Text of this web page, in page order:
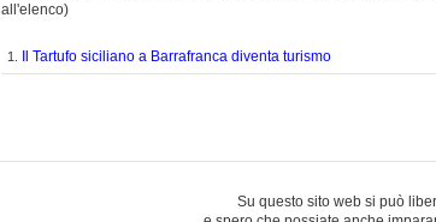
all'elenco)
1. Il Tartufo siciliano a Barrafranca diventa turismo
Su questo sito web si può